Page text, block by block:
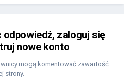
zaloguj się
nowe konto
mogą komentować zawartość
strony.